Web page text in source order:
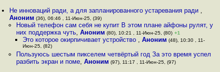
Не инноваций ради, а для запланированного устаревания ради ,
Аноним (36), 06:46 , 11-Июн-25, (39)
Новый телефон сам себя не купит В этом плане айфоны рулят, у
них поддержка чуть, Аноним (80), 10:21 , 11-Июн-25, (80) +1
Это которое окирпичивает устройство , Аноним (48), 10:30 , 11-
Июн-25, (82)
Пользуюсь шестым пикселем четвёртый год За это время успел
разбить экран и поме, Аноним (97), 11:17 , 11-Июн-25, (97)